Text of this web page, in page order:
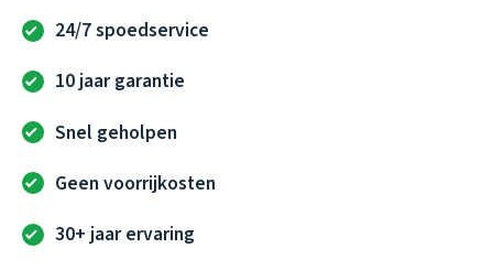
24/7 spoedservice
10 jaar garantie
Snel geholpen
Geen voorrijkosten
30+ jaar ervaring